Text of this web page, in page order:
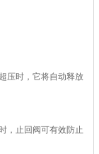
压时，它将自动释放
止回阀可有效防止